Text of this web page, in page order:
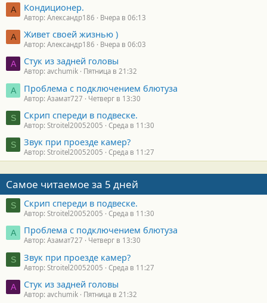
А Кондиционер.
Автор: Александр186 Вчера в 06:13
А Живет своей жизнью )
Автор: Александр186 Вчера в 06:03
A Стук из задней головы
Автор: avchumik Пятница в 21:32
А Проблема с подключением блютуза
Автор: Азамат727 Четверг в 13:30
S Скрип спереди в подвеске.
Автор: Stroitel20052005 Среда в 11:30
S Звук при проезде камер?
Автор: Stroitel20052005 Среда в 11:27
Самое читаемое за 5 дней
S Скрип спереди в подвеске.
Автор: Stroitel20052005 Среда в 11:30
А Проблема с подключением блютуза
Автор: Азамат727 Четверг в 13:30
S Звук при проезде камер?
Автор: Stroitel20052005 Среда в 11:27
A Стук из задней головы
Автор: avchumik Пятница в 21:32